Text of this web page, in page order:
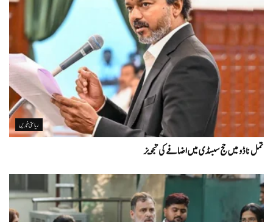
ریاستی خبریں
تمل ناڈو میں حج سبسڈی میں اضافے کی تجویز